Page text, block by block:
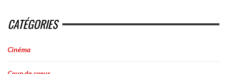
CATÉGORIES
Cinéma